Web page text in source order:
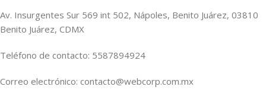
Av. Insurgentes Sur 569 int 502, Nápoles, Benito Juárez, 03810
Benito Juárez, CDMX
Teléfono de contacto: 5587894924
Correo electrónico: contacto@webcorp.com.mx